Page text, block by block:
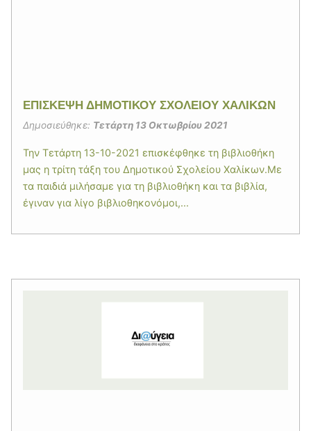
ΕΠΙΣΚΕΨΗ ΔΗΜΟΤΙΚΟΥ ΣΧΟΛΕΙΟΥ ΧΑΛΙΚΩΝ
Δημοσιεύθηκε: Τετάρτη 13 Οκτωβρίου 2021
Την Τετάρτη 13-10-2021 επισκέφθηκε τη βιβλιοθήκη
μας η τρίτη τάξη του Δημοτικού Σχολείου Χαλίκων.Με
τα παιδιά μιλήσαμε για τη βιβλιοθήκη και τα βιβλία,
έγιναν για λίγο βιβλιοθηκονόμοι,...